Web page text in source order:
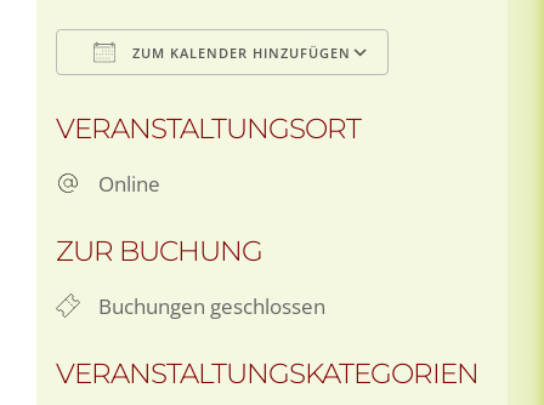
ZUM KALENDER HINZUFÜGEN
VERANSTALTUNGSORT
Online
ZUR BUCHUNG
Buchungen geschlossen
VERANSTALTUNGSKATEGORIEN